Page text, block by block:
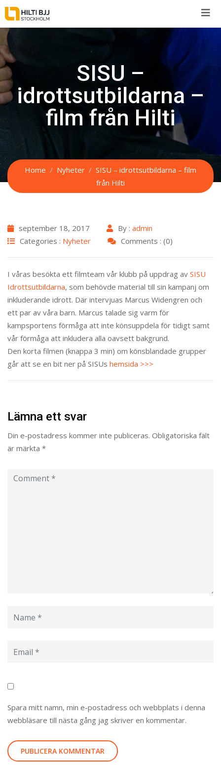
Skip
to
content
SISU –
idrottsutbildarna –
film från Hilti
Home Nyheter
SISU – idrottsutbildarna – film
från Hilti
september 18, 2017 By : admin
Categories : Nyheter Comments : (0)
I våras besökta ett filmteam vår klubb på uppdrag av SISU
Idrottsutbildarna, som behövde material till sin kampanj om
inkluderande idrott. Där intervjuas Marcus Widengren och
ett par av våra barn. Marcus talade sig varm för
kampsportens förmåga att inte könsuppdela för tidigt samt
vår förmåga att inkludera alla oavsett bakgrund.
Den korta filmen (knappa 3 min) om könsblandade grupper
går att se en bit ner på SISUs hemsida >>>
Lämna ett svar
Din e-postadress kommer inte publiceras. Obligatoriska fält
är märkta *
Spara mitt namn, min e-postadress och webbplats i denna
webbläsare till nästa gång jag skriver en kommentar.